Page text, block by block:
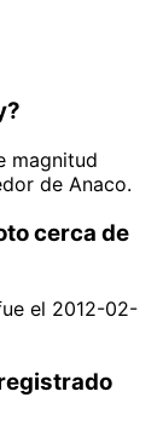
magnitud
de Anaco.
cerca de
el 2012-02-